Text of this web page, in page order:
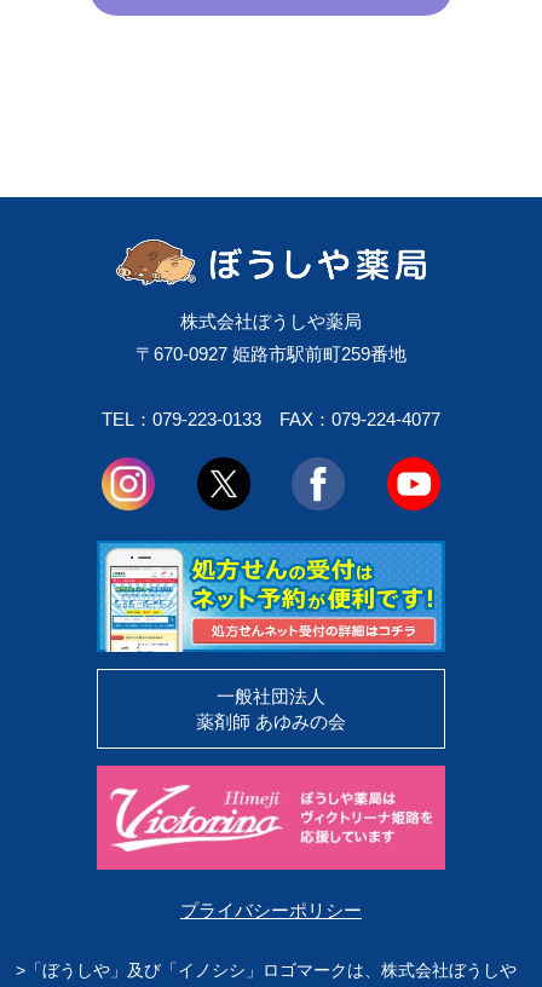
株式会社ぼうしや薬局
〒670-0927 姫路市駅前町259番地
TEL：079-223-0133 FAX：079-224-4077
一般社団法人
薬剤師 あゆみの会
プライバシーポリシー
>「ぼうしや」及び「イノシシ」ロゴマークは、株式会社ぼうしや